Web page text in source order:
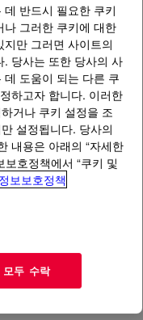
Foam
of resonance
ultra-low
and excellent
반드시 필요한 쿠키
그러한 쿠키에 대한
만 그러면 사이트의
당사는 또한 당사의 사
도움이 되는 다른 쿠
하고자 합니다. 이러한
거나 쿠키 설정을 조
설정됩니다. 당사의
내용은 아래의 “자세한
호정책에서 “쿠키 및
보보호정책
모두 수락